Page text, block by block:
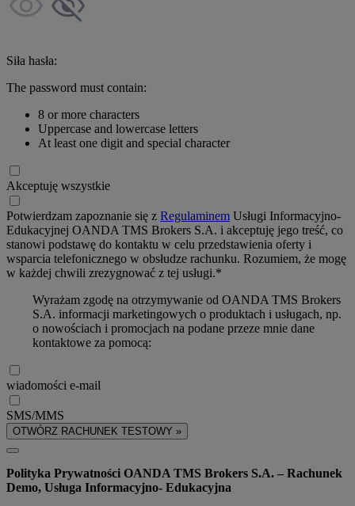
Siła hasła:
The password must contain:
8 or more characters
Uppercase and lowercase letters
At least one digit and special character
Akceptuję wszystkie
Potwierdzam zapoznanie się z Regulaminem Usługi Informacyjno-
Edukacyjnej OANDA TMS Brokers S.A. i akceptuję jego treść, co
stanowi podstawę do kontaktu w celu przedstawienia oferty i
wsparcia telefonicznego w obsłudze rachunku. Rozumiem, że mogę
w każdej chwili zrezygnować z tej usługi.*
Wyrażam zgodę na otrzymywanie od OANDA TMS Brokers
S.A. informacji marketingowych o produktach i usługach, np.
o nowościach i promocjach na podane przeze mnie dane
kontaktowe za pomocą:
wiadomości e-mail
SMS/MMS
OTWÓRZ RACHUNEK TESTOWY »
Polityka Prywatności OANDA TMS Brokers S.A. – Rachunek
Demo, Usługa Informacyjno- Edukacyjna